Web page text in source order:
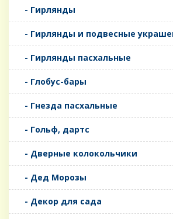
- Гирлянды
- Гирлянды и подвесные
- Гирлянды пасхальные
- Глобус-бары
- Гнезда пасхальные
- Гольф, дартс
- Дверные колокольчики
- Дед Морозы
- Декор для сада